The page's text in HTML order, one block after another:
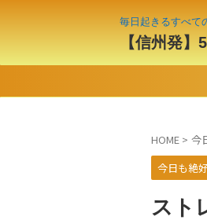
毎日起きるすべて
【信州発
HOME > 今
今日も絶
スト